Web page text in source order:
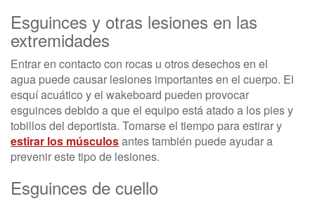
Esguinces y otras lesiones en las
extremidades
Entrar en contacto con rocas u otros desechos en el
agua puede causar lesiones importantes en el cuerpo. El
esquí acuático y el wakeboard pueden provocar
esguinces debido a que el equipo está atado a los pies y
tobillos del deportista. Tomarse el tiempo para estirar y
estirar los músculosantes también puede ayudar a
prevenir este tipo de lesiones.
Esguinces de cuello